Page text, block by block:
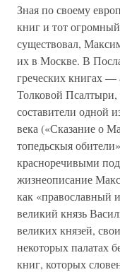
Зная по своему
книг и тот
существовал,
их в Москве. В
греческих книгах
Толковой Псалтыри,
составители одной
века («Сказание о
топедьскыя
красноречивыми
жизнеописание
как «православный
великий князь
великих князей,
некоторых палатах
книг, которых